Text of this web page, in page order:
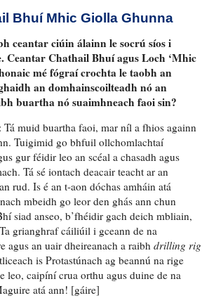
Bhuí Mhic Giolla Ghunna
ceantar ciúin álainnle socrú síos i
Ceantar Chathail Bhuí agus Loch ‘Mhic
méfógraí crochta le taobh an
an domhainscoilteadh nó an
buartha nó suaimhneach faoisin?
Tá muid buartha faoi, mar níl a fhios againn
Tuigimid go bhfuil ollchomlachtaí
gur féidir leo an scéal a chasadh agus
. Tá sé iontach deacair teacht ar an
rud. Is é an t-aon dóchas amháin atá
mbeidh go leor den ghás ann chun
siad anseo, b’fhéidir gach deich mbliain,
grianghraf cáiliúil i gceann de na
agus an uair dheireanach a raibh drilling rig
is Protastúnach ag beannú na rige
leo, caipíní crua orthu agus duine de na
atá ann! [gáire]